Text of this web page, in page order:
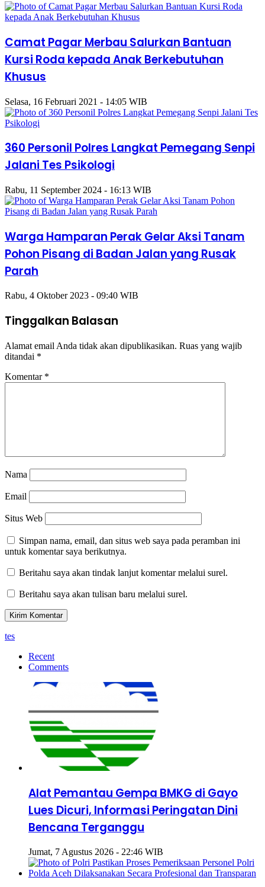
Camat Pagar Merbau Salurkan Bantuan
Kursi Roda kepada Anak Berkebutuhan
Khusus
Selasa, 16 Februari 2021 - 14:05 WIB
360 Personil Polres Langkat Pemegang Senpi
Jalani Tes Psikologi
Rabu, 11 September 2024 - 16:13 WIB
Warga Hamparan Perak Gelar Aksi Tanam
Pohon Pisang di Badan Jalan yang Rusak
Parah
Rabu, 4 Oktober 2023 - 09:40 WIB
Tinggalkan Balasan
Alamat email Anda tidak akan dipublikasikan. Ruas yang wajib
ditandai *
Komentar *
Nama
Email
Situs Web
Simpan nama, email, dan situs web saya pada peramban ini
untuk komentar saya berikutnya.
Beritahu saya akan tindak lanjut komentar melalui surel.
Beritahu saya akan tulisan baru melalui surel.
tes
Recent
Comments
Alat Pemantau Gempa BMKG di Gayo
Lues Dicuri, Informasi Peringatan Dini
Bencana Terganggu
Jumat, 7 Agustus 2026 - 22:46 WIB